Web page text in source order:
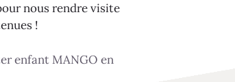
nous rendre visite
!
enfant MANGO en